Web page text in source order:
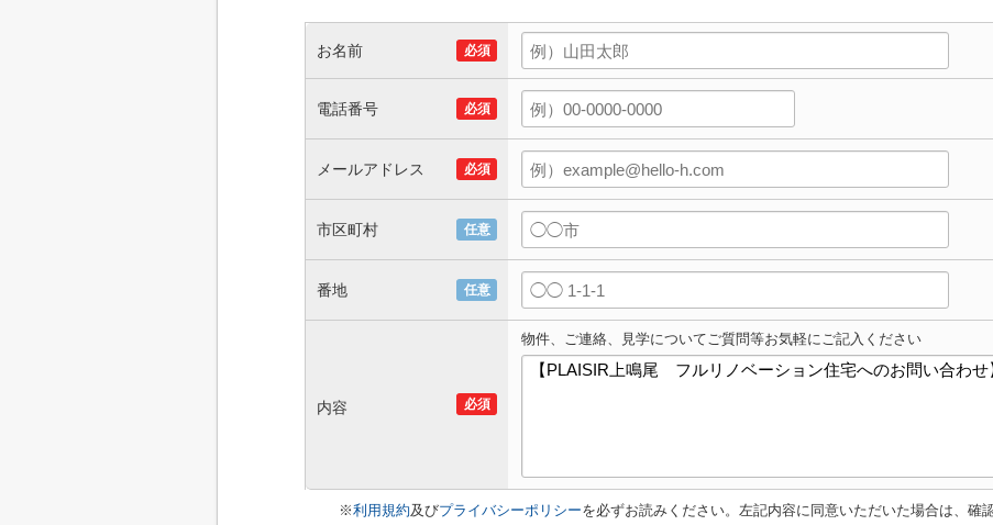
お名前 必須
電話番号 必須
メールアドレス 必須
市区町村 任意
番地 任意
内容 必須
物件、ご連絡、見学についてご質問等お気軽にご記入ください
※利用規約及びプライバシーポリシーを必ずお読みください。左記内容に同意いただいた場合は、確